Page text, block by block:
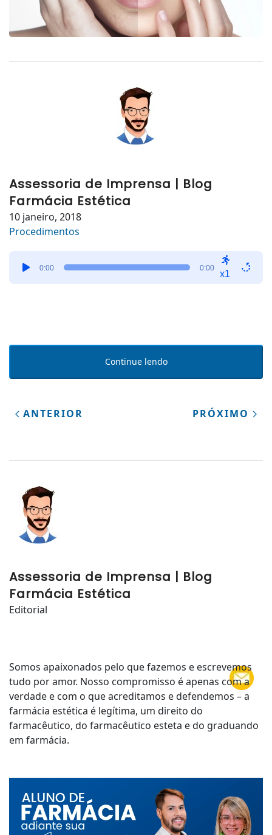
Assessoria de Imprensa | Blog
Farmácia Estética
10 janeiro, 2018
Procedimentos
0:00 0:00
x1
Continue lendo
ANTERIOR PRÓXIMO
Assessoria de Imprensa | Blog
Farmácia Estética
Editorial
Somos apaixonados pelo que fazemos e escrevemos
tudo por amor. Nosso compromisso é apenas com a
verdade e com o que acreditamos e defendemos – a
farmácia estética é legítima, um direito do
farmacêutico, do farmacêutico esteta e do graduando
em farmácia.